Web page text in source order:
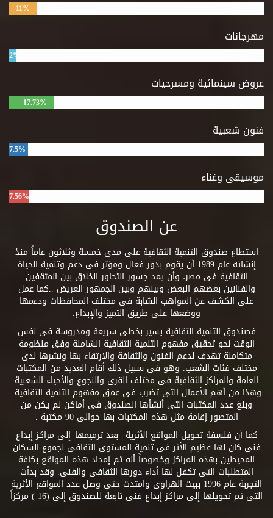
11%
مهرجانات
2%
عروض سينمائية ومسرحيات
17.73%
فنون شعبية
7.5%
موسيقى وغناء
7.56%
عن الصندوق
استطاع صندوق التنمية الثقافية على مدى خمسة وثلاثون عاماً منذ
إنشائه عام 1989 أن يقوم بدور فعال ومؤثر فى دعم وتنمية الحياة
الثقافية فى مصر، وأن يمد جسور التحاور الخلاق بين المثقفين
والفنانين بعضهم البعض وبينهم وبين الجمهور العريض ..كما عمل
على الكشف عن المواهب الشابة فى مختلف المحافظات ودعمها
ووضعها على طريق التميز والإبداع.
فصندوق التنمية الثقافية يسير بخطى سريعة ومدروسة فى نفس
الوقت نحو تحقيق مفهوم التنمية الثقافية الشاملة وفق منظومة
متكاملة تهدف لدعم الفنون والثقافة والارتقاء بها ونشرها لدى
مختلف فئات الشعب. وهو فى سبيل ذلك أقام العديد من المكتبات
العامة والمراكز الثقافية فى مختلف القرى والنجوع والأحياء الشعبية
وهذا من أهم الأعمال التى تضرب فى عمق مفهوم التنمية الثقافية.
وبلغ عدد المكتبات التى أنشأها الصندوق فى أماكن لم يكن من
المتصور إقامة مثل هذه المكتبات بها حوالى 90 مكتبة .
كما أن فلسفة تحويل المواقع الأثرية –بعد ترميمها–إلى مراكز إبداع
فنى كان لها عظيم الأثر فى تنمية المستوى الثقافى لجموع السكان
المحيطين بهذه المراكز وخصوصاً أنه تم إمداد هذه المواقع بكافة
المتطلبات التى تكفل لها أداء دورها الثقافى والفنى. وقد بدأت
التجربة عام 1996 ببيت الهراوى وامتدت حتى وصل عدد المواقع الأثرية
التى تم تحويلها إلى مراكز إبداع فنى تابعة للصندوق إلى (16 ) مركزاً
.. .